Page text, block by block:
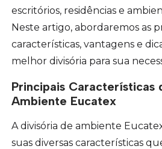
escritórios, residências e
Neste artigo, abordaremos as
características, vantagens e
melhor divisória para sua
Principais Características
Ambiente Eucatex
A divisória de ambiente
suas diversas características